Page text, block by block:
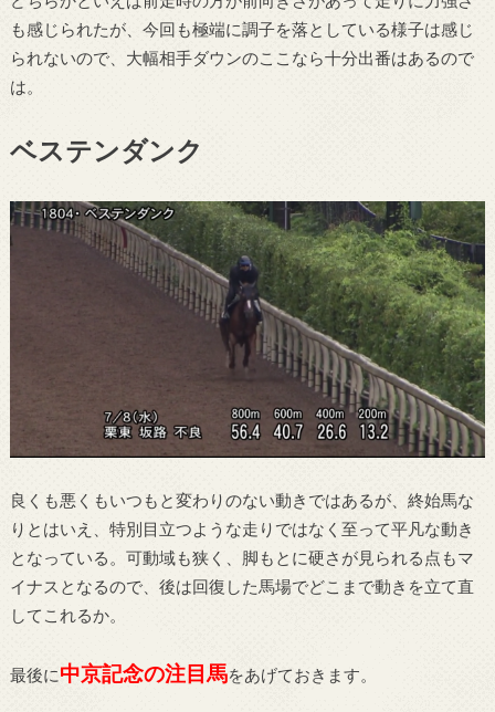
も感じられたが、今回も極端に調子を落としている様子は感じ
られないので、大幅相手ダウンのここなら十分出番はあるので
は。
ベステンダンク
良くも悪くもいつもと変わりのない動きではあるが、終始馬な
りとはいえ、特別目立つような走りではなく至って平凡な動き
となっている。可動域も狭く、脚もとに硬さが見られる点もマ
イナスとなるので、後は回復した馬場でどこまで動きを立て直
してこれるか。
最後に中京記念の注目馬をあげておきます。